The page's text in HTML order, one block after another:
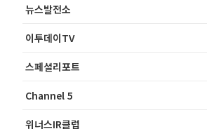
뉴스발전소
이투데이TV
스페셜리포트
Channel 5
위너스IR클럽